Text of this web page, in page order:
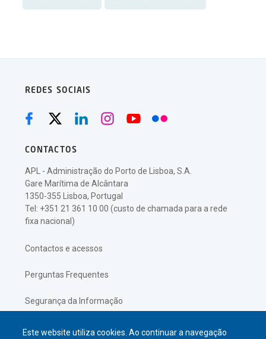
Este website utiliza cookies. Ao continuar a navegação
REDES SOCIAIS
CONTACTOS
APL - Administração do Porto de Lisboa, S.A.
Gare Marítima de Alcântara
1350-355 Lisboa, Portugal
Tel: +351 21 361 10 00 (custo de chamada para a rede
fixa nacional)
Contactos e acessos
Perguntas Frequentes
Segurança da Informação
Política de Privacidade